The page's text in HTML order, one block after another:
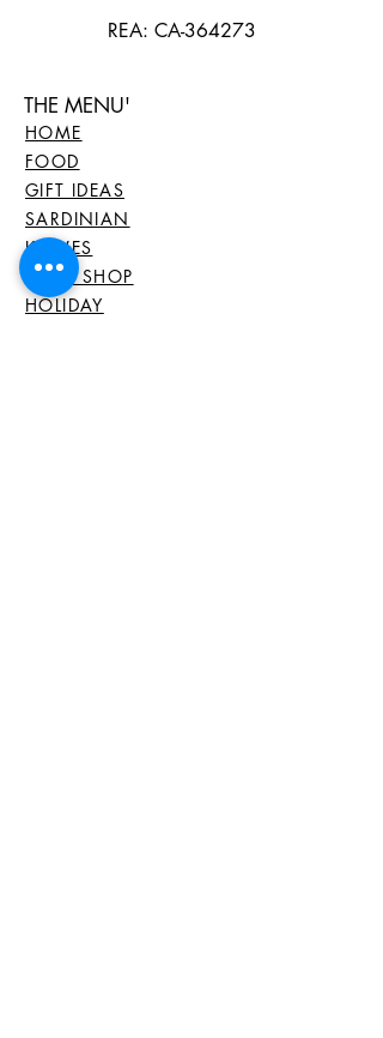
REA: CA-364273
THE MENU'
HOME
FOOD
GIFT IDEAS
SARDINIAN
KNIVES
WINE SHOP
HOLIDAY